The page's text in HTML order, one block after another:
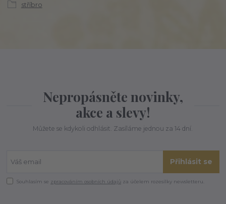
stříbro
Nepropásněte novinky,
akce a slevy!
Můžete se kdykoli odhlásit. Zasíláme jednou za 14 dní.
Přihlásit se
Souhlasím se zpracováním osobních údajů za účelem rozesílky newsletteru.